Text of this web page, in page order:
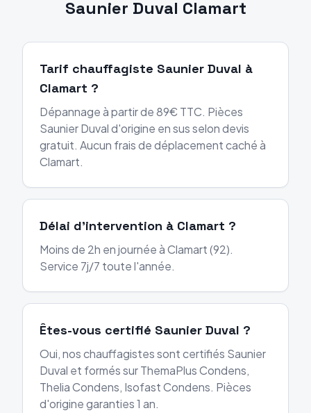
Saunier Duval Clamart
Tarif chauffagiste Saunier Duval à
Clamart ?
Dépannage à partir de 89€ TTC. Pièces
Saunier Duval d'origine en sus selon devis
gratuit. Aucun frais de déplacement caché à
Clamart.
Délai d'intervention à Clamart ?
Moins de 2h en journée à Clamart (92).
Service 7j/7 toute l'année.
Êtes-vous certifié Saunier Duval ?
Oui, nos chauffagistes sont certifiés Saunier
Duval et formés sur ThemaPlus Condens,
Thelia Condens, Isofast Condens. Pièces
d'origine garanties 1 an.